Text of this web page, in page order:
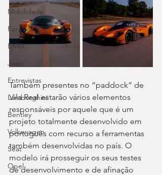
Mobilidade
Fórmula E
BMW
Jeep
Entrevistas
Lamborghini
Bentley
Volkswagen
Seat
Opel
Também presentes no “paddock” de
Vila Real estarão vários elementos
responsáveis por aquele que é um
projeto totalmente desenvolvido em
português com recurso a ferramentas
também desenvolvidas no país. O
modelo irá prosseguir os seus testes
de desenvolvimento e de afinação